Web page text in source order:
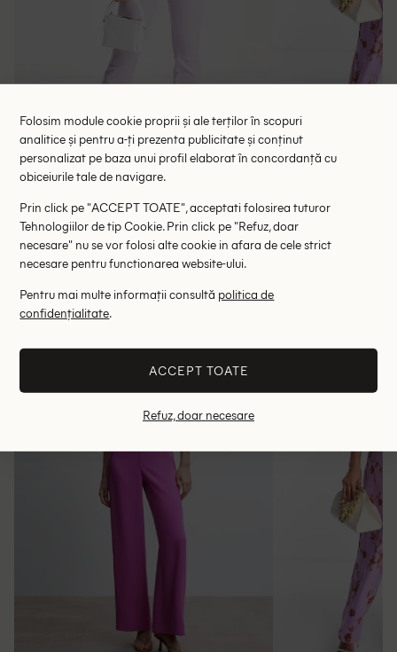
Salopeta ASOS, mov
116.00 lei 189.00 lei
RRP: 349.00 lei
44
ULTIMA ȘANSĂ
Folosim module cookie proprii și ale terților în scopuri
analitice și pentru a-ți prezenta publicitate și conținut
personalizat pe baza unui profil elaborat în concordanță cu
obiceiurile tale de navigare.
Prin click pe "ACCEPT TOATE", acceptati folosirea tuturor
Tehnologiilor de tip Cookie. Prin click pe "Refuz, doar
necesare" nu se vor folosi alte cookie in afara de cele strict
necesare pentru functionarea website-ului.
Pentru mai multe informații consultă politica de
confidențialitate.
ACCEPT TOATE
Refuz, doar necesare